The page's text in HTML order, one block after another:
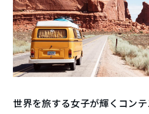
世界を旅する女子が輝くコンテ